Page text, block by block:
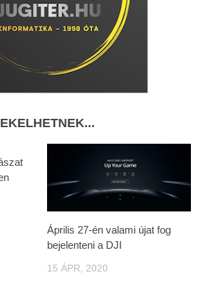
Április 27-én valami újat fog
bejelenteni a DJI
15 ÁPR, 2020